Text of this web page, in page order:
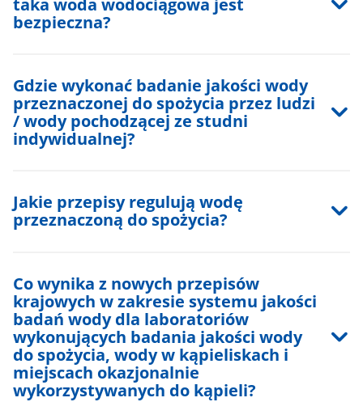
bezpieczna?
Gdzie wykonać badanie jakości wody
przeznaczonej do spożycia przez ludzi
/ wody pochodzącej ze studni
indywidualnej?
Jakie przepisy regulują wodę
przeznaczoną do spożycia?
Co wynika z nowych przepisów
krajowych w zakresie systemu jakości
badań wody dla laboratoriów
wykonujących badania jakości wody
do spożycia, wody w kąpieliskach i
miejscach okazjonalnie
wykorzystywanych do kąpieli?